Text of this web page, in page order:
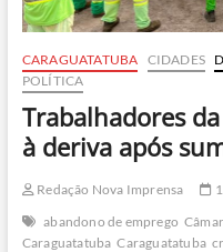
CARAGUATATUBA CIDADES
POLÍTICA
Trabalhadores
à deriva após
Redação Nova Imprensa
abandono de emprego
Caraguatatuba Caraguatatuba